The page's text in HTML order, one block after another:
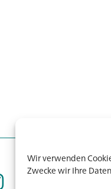
Wir verwenden
Zwecke wir Ihre